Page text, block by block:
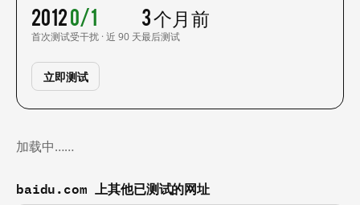
2012
首次测试
0/1
受干扰 · 近 90 天
3 个月前
最后测试
立即测试
加载中……
baidu.com 上其他已测试的网址